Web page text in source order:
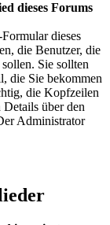
dieses Forums
dieses
die Benutzer, die
Sie sollten
die Sie bekommen
die Kopfzeilen
über den
Administrator